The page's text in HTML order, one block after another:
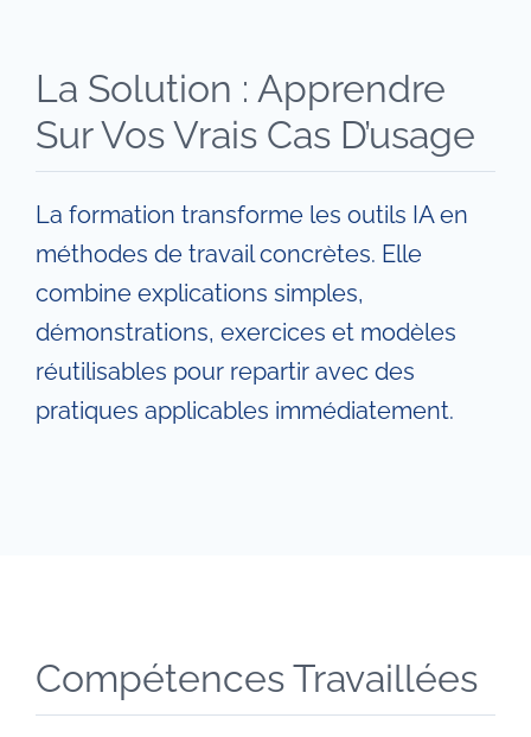
La Solution : Apprendre
Sur Vos Vrais Cas D’usage
La formation transforme les outils IA en
méthodes de travail concrètes. Elle
combine explications simples,
démonstrations, exercices et modèles
réutilisables pour repartir avec des
pratiques applicables immédiatement.
Compétences Travaillées